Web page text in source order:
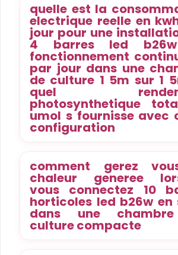
quelle est la
electrique reelle en
jour pour une
4 barres led
fonctionnement
par jour dans une
de culture 1 5m sur 1
quel
photosynthetique
umol s fournisse avec
configuration
comment gerez
chaleur generee
vous connectez 10
horticoles led b26w en
dans une
culture compacte